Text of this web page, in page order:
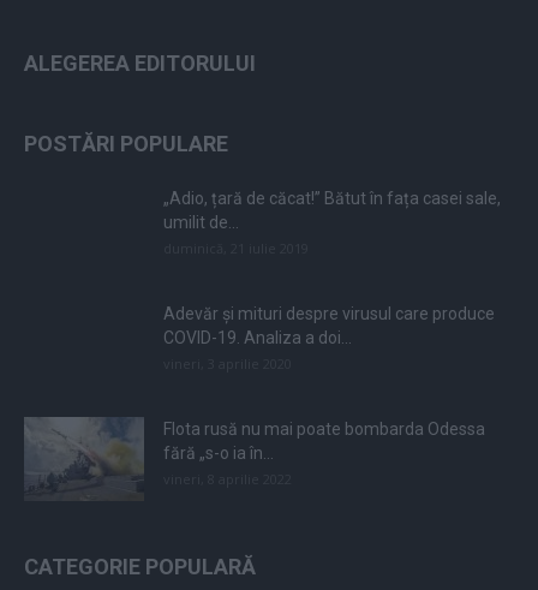
ALEGEREA EDITORULUI
POSTĂRI POPULARE
„Adio, țară de căcat!” Bătut în fața casei sale,
umilit de...
Adevăr și mituri despre virusul care produce
COVID-19. Analiza a doi...
Flota rusă nu mai poate bombarda Odessa
fără „s-o ia în...
CATEGORIE POPULARĂ